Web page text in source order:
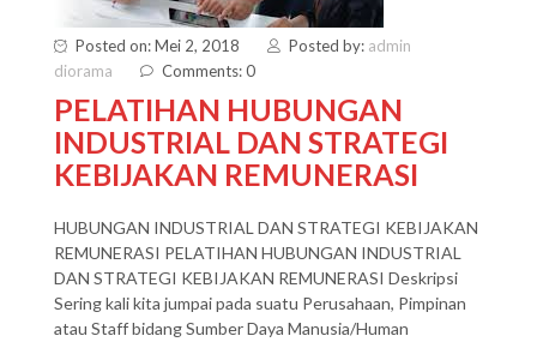
Posted on: Mei 2, 2018 Posted by: admin
diorama
Comments: 0
PELATIHAN HUBUNGAN
INDUSTRIAL DAN STRATEGI
KEBIJAKAN REMUNERASI
HUBUNGAN INDUSTRIAL DAN STRATEGI KEBIJAKAN
REMUNERASI PELATIHAN HUBUNGAN INDUSTRIAL
DAN STRATEGI KEBIJAKAN REMUNERASI Deskripsi
Sering kali kita jumpai pada suatu Perusahaan, Pimpinan
atau Staff bidang Sumber Daya Manusia/Human